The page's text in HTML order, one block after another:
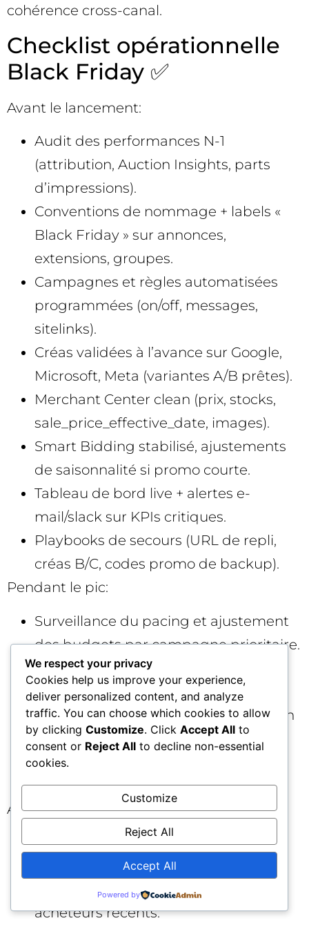
cohérence cross-canal.
Checklist opérationnelle
Black Friday ✅
Avant le lancement:
Audit des performances N-1
(attribution, Auction Insights, parts
d’impressions).
Conventions de nommage + labels «
Black Friday » sur annonces,
extensions, groupes.
Campagnes et règles automatisées
programmées (on/off, messages,
sitelinks).
Créas validées à l’avance sur Google,
Microsoft, Meta (variantes A/B prêtes).
Merchant Center clean (prix, stocks,
sale_price_effective_date, images).
Smart Bidding stabilisé, ajustements
de saisonnalité si promo courte.
Tableau de bord live + alertes e-
mail/slack sur KPIs critiques.
Playbooks de secours (URL de repli,
créas B/C, codes promo de backup).
Pendant le pic:
Surveillance du pacing et ajustement
des budgets par campagne prioritaire.
Contrôle des conversions et de la
latence du site (mobile first).
Rotation créa si CTR décline; extension
« promotion » à jour.
Veille concurrence (CPC, IS, annonces
concurrentes sur requêtes cœur).
Après Cyber Monday:
Switch messaging vers « Dernière
chance / Livraison garantie ».
Remarketing ciblé avec exclusions
acheteurs récents.
We respect your privacy
Cookies help us improve your experience,
deliver personalized content, and analyze
traffic. You can choose which cookies to allow
by clicking Customize. Click Accept All to
consent or Reject All to decline non-essential
cookies.
Customize
Reject All
Accept All
Powered by